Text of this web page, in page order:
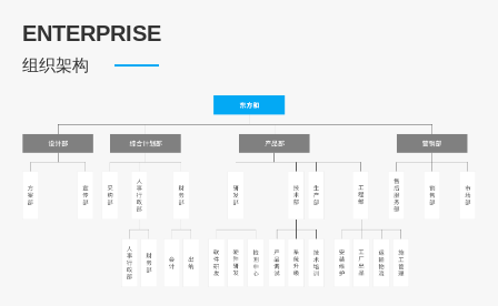
ENTERPRISE
组织架构